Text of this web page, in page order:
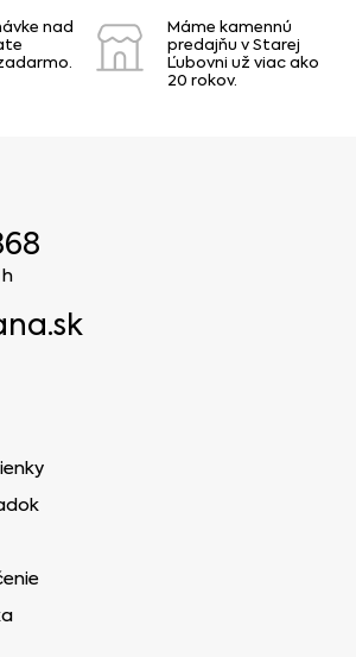
nad
Máme kamennú
predajňu v Starej
Ľubovni už viac ako
20 rokov.
h